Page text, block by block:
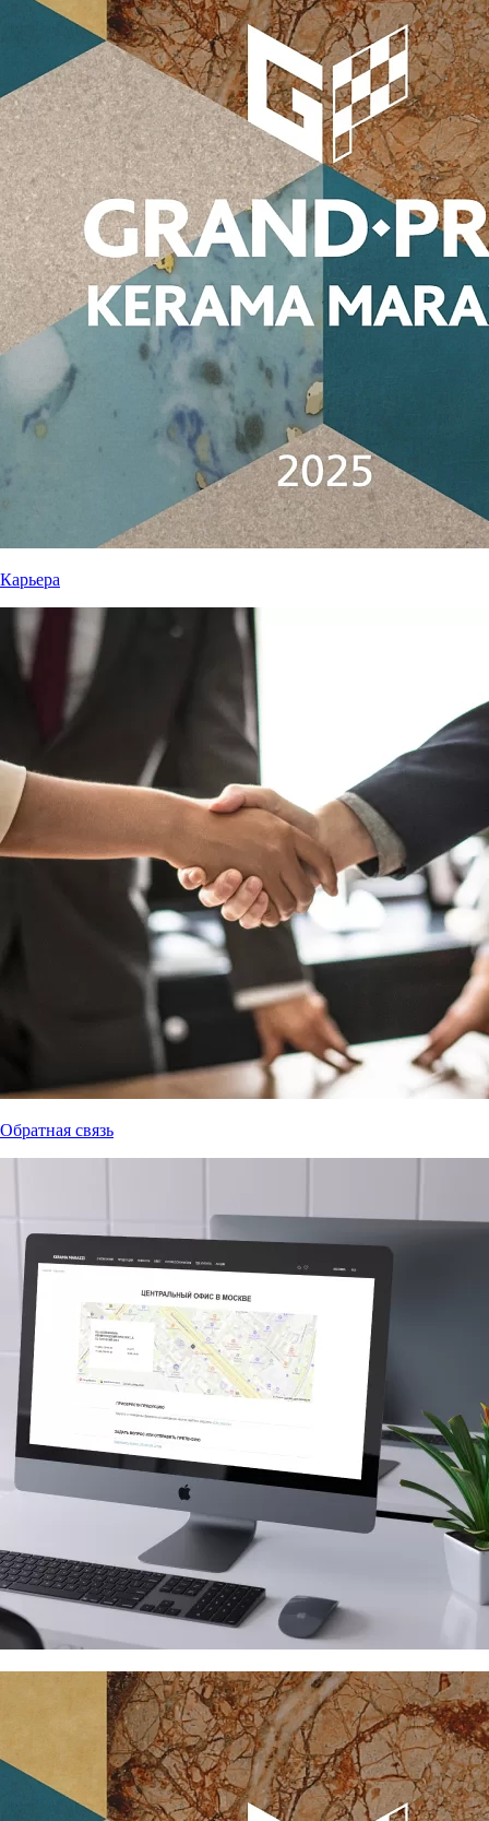
Карьера
Обратная связь